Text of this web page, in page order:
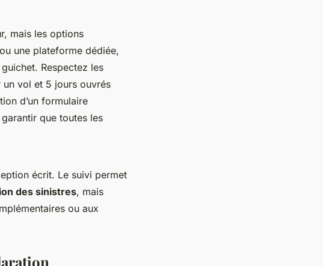
mais les options
une plateforme dédiée,
Respectez les
vol et 5 jours ouvrés
d’un formulaire
que toutes les
écrit. Le suivi permet
des sinistres, mais
ou aux